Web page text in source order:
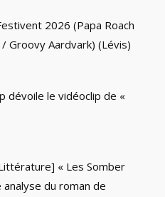
2026 (Papa Roach
Groovy Aardvark) (Lévis)
dévoile le vidéoclip de «
« Les Somber
analyse du roman de